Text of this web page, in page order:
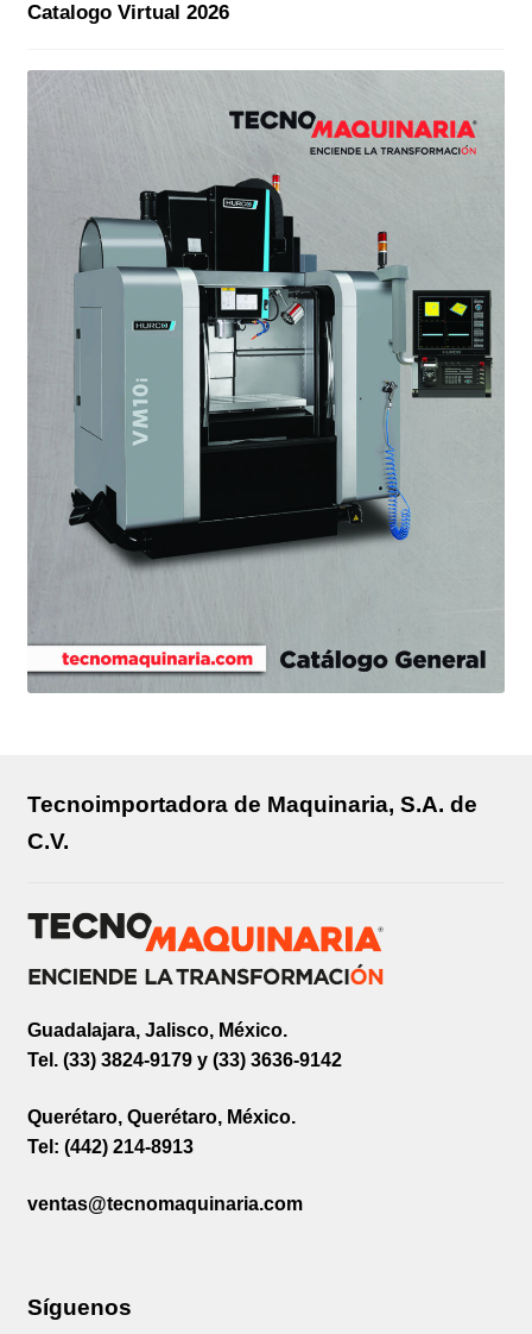
Catalogo Virtual 2026
Tecnoimportadora de Maquinaria, S.A. de
C.V.
Guadalajara, Jalisco, México.
Tel. (33) 3824-9179 y (33) 3636-9142
Querétaro, Querétaro, México.
Tel: (442) 214-8913
ventas@tecnomaquinaria.com
Síguenos